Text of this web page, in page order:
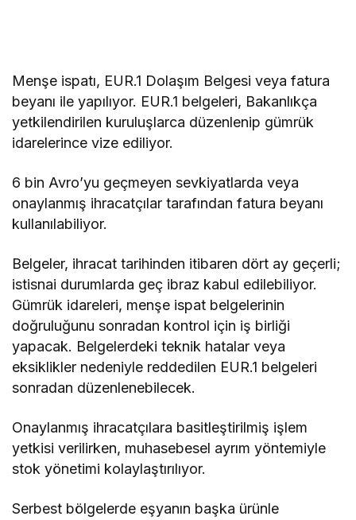
Menşe ispatı, EUR.1 Dolaşım Belgesi veya fatura
beyanı ile yapılıyor. EUR.1 belgeleri, Bakanlıkça
yetkilendirilen kuruluşlarca düzenlenip gümrük
idarelerince vize ediliyor.
6 bin Avro’yu geçmeyen sevkiyatlarda veya
onaylanmış ihracatçılar tarafından fatura beyanı
kullanılabiliyor.
Belgeler, ihracat tarihinden itibaren dört ay geçerli;
istisnai durumlarda geç ibraz kabul edilebiliyor.
Gümrük idareleri, menşe ispat belgelerinin
doğruluğunu sonradan kontrol için iş birliği
yapacak. Belgelerdeki teknik hatalar veya
eksiklikler nedeniyle reddedilen EUR.1 belgeleri
sonradan düzenlenebilecek.
Onaylanmış ihracatçılara basitleştirilmiş işlem
yetkisi verilirken, muhasebesel ayrım yöntemiyle
stok yönetimi kolaylaştırılıyor.
Serbest bölgelerde eşyanın başka ürünle